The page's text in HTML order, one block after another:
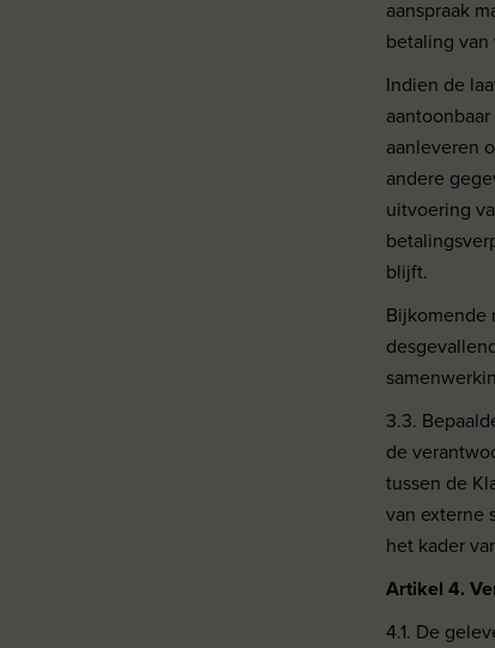
aanspraak
betaling
Indien de
aanleveren
andere
uitvoering
blijft.
Bijkomende
3.3.
de
tussen de
van externe
het kader
Artikel 4.
4.1. De